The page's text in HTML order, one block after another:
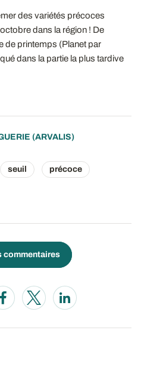
des variétés précoces
dans la région ! De
de printemps (Planet par
dans la partie la plus tardive
(ARVALIS)
seuil précoce
commentaires
Opens in a new window
Opens in a new window
Opens in a new